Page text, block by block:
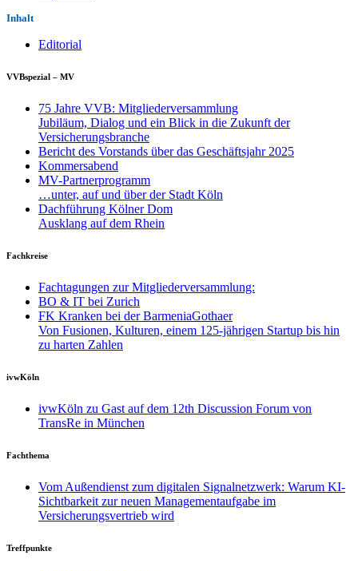
Inhalt
Editorial
VVBspezial – MV
75 Jahre VVB: Mitgliederversammlung
Jubiläum, Dialog und ein Blick in die Zukunft der
Versicherungsbranche
Bericht des Vorstands über das Geschäftsjahr 2025
Kommersabend
MV-Partnerprogramm
…unter, auf und über der Stadt Köln
Dachführung Kölner Dom
Ausklang auf dem Rhein
Fachkreise
Fachtagungen zur Mitgliederversammlung:
BO & IT bei Zurich
FK Kranken bei der BarmeniaGothaer
Von Fusionen, Kulturen, einem 125-jährigen Startup bis hin
zu harten Zahlen
ivwKöln
ivwKöln zu Gast auf dem 12th Discussion Forum von
TransRe in München
Fachthema
Vom Außendienst zum digitalen Signalnetzwerk: Warum KI-
Sichtbarkeit zur neuen Managementaufgabe im
Versicherungsvertrieb wird
Treffpunkte